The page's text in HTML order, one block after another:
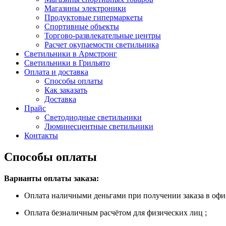
Магазины электроники
Продуктовые гипермаркеты
Спортивные объекты
Торгово-развлекательные центры
Расчет окупаемости светильника
Светильники в Армстронг
Светильники в Грильято
Оплата и доставка
Способы оплаты
Как заказать
Доставка
Прайс
Светодиодные светильники
Люминесцентные светильники
Контакты
Способы оплаты
Варианты оплаты заказа:
Оплата наличными деньгами при получении заказа в
Оплата безналичным расчётом для физических лиц ;